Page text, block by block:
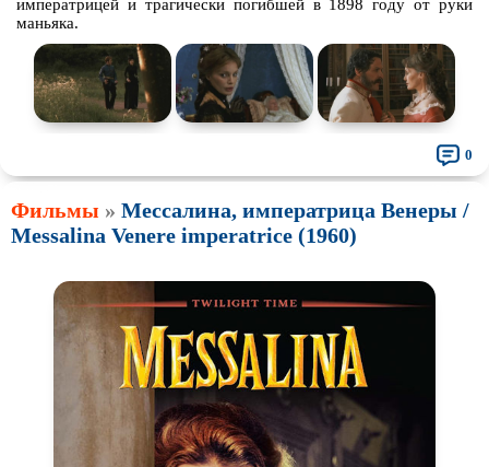
императрицей и трагически погибшей в 1898 году от руки
маньяка.
0
Фильмы » Мессалина, императрица Венеры /
Messalina Venere imperatrice (1960)